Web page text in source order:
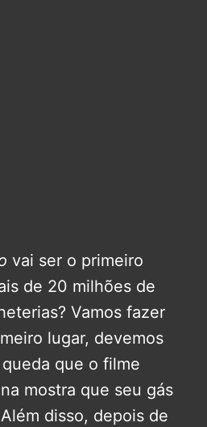
vai ser o primeiro
de 20 milhões de
Vamos fazer
lugar, devemos
que o filme
mostra que seu gás
disso, depois de